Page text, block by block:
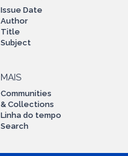
Issue Date
Author
Title
Subject
MAIS
Communities
& Collections
Linha do tempo
Search